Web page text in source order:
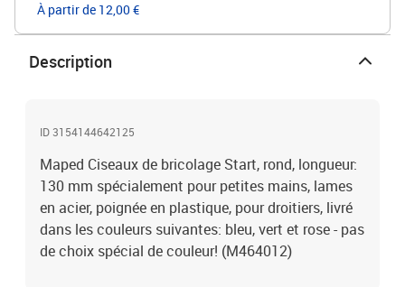
À partir de 12,00 €
Description
ID 3154144642125
Maped Ciseaux de bricolage Start, rond, longueur:
130 mm spécialement pour petites mains, lames
en acier, poignée en plastique, pour droitiers, livré
dans les couleurs suivantes: bleu, vert et rose - pas
de choix spécial de couleur! (M464012)